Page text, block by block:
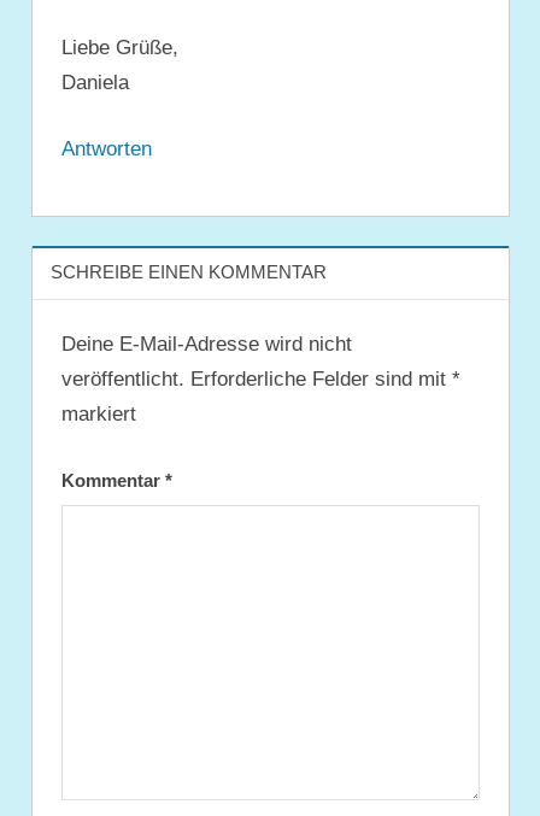
Liebe Grüße,
Daniela
Antworten
SCHREIBE EINEN KOMMENTAR
Deine E-Mail-Adresse wird nicht
veröffentlicht. Erforderliche Felder sind mit *
markiert
Kommentar *